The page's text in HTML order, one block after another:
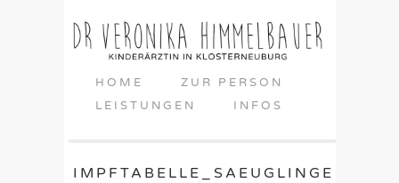
HOME
ZUR PERSON
LEISTUNGEN
INFOS
IMPFTABELLE_SAEUGLINGE